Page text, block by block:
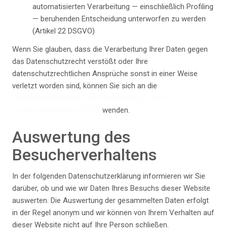
automatisierten Verarbeitung — einschließlich Profiling
— beruhenden Entscheidung unterworfen zu werden
(Artikel 22 DSGVO)
Wenn Sie glauben, dass die Verarbeitung Ihrer Daten gegen
das Datenschutzrecht verstößt oder Ihre
datenschutzrechtlichen Ansprüche sonst in einer Weise
verletzt worden sind, können Sie sich an die
wenden.
Auswertung des
Besucherverhaltens
In der folgenden Datenschutzerklärung informieren wir Sie
darüber, ob und wie wir Daten Ihres Besuchs dieser Website
auswerten. Die Auswertung der gesammelten Daten erfolgt
in der Regel anonym und wir können von Ihrem Verhalten auf
dieser Website nicht auf Ihre Person schließen.